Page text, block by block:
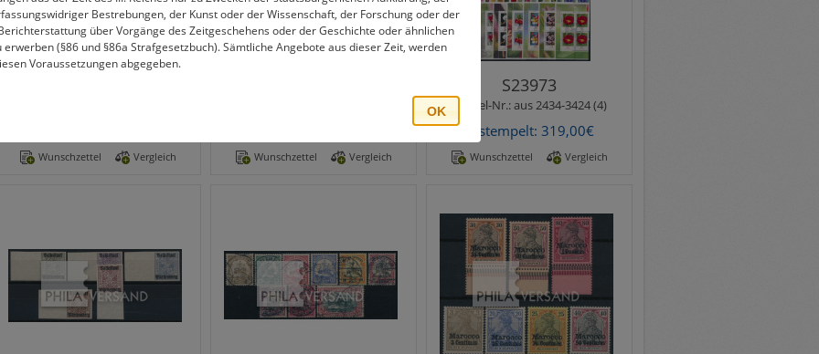
Wunschzettel Vergleich Wunschzettel Vergleich
S23973
Michel-Nr.:aus 2434-3424 (4)
gestempelt: 319,00€
Wunschzettel Vergleich
ungezähnten Probedrucke
aus der Markenserie mit
Aufdruck, jeweils einwandfr..
Kaiseryacht 1905/1920 - sehr
gute gestemplete Erhaltung
im " kompletten Satz "
Michel-Nr.:aus 7-15 II (ohne 9
Merkmale:geprüft
Reichspost 1903 - amtlich
nicht ausgegebene Marken
mit Aufdruck in Type II (fetter
Aufdruck), einwan..
Bestrebungen, der Kunst oder der Wissenschaft, der Forschung oder der
über Vorgänge des Zeitgeschehens oder der Geschichte oder ähnlichen
erwerben (§86 und §86a Strafgesetzbuch). Sämtliche Angebote aus dieser Zeit, werden
Voraussetzungen abgegeben.
OK